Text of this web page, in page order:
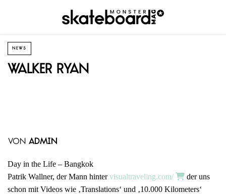
NEWS
Walker Ryan
von admin
Day in the Life – Bangkok
Patrik Wallner, der Mann hintervisualtraveling.com/
der uns
schon mit Videos wie ‚Translations‘ und ‚10.000 Kilometers‘